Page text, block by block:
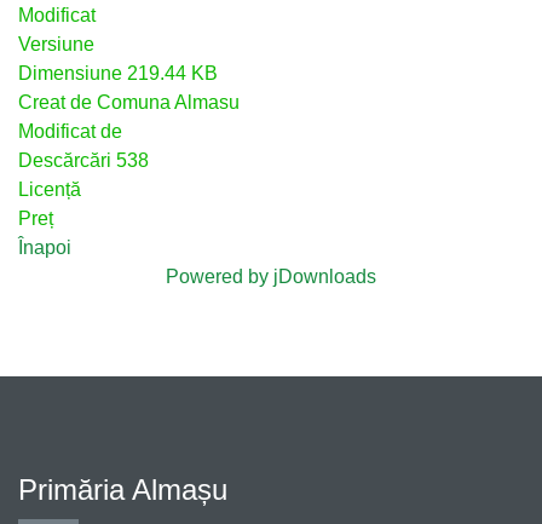
Modificat
Versiune
Dimensiune 219.44 KB
Creat de Comuna Almasu
Modificat de
Descărcări 538
Licență
Preț
Înapoi
Powered by jDownloads
Primăria Almașu